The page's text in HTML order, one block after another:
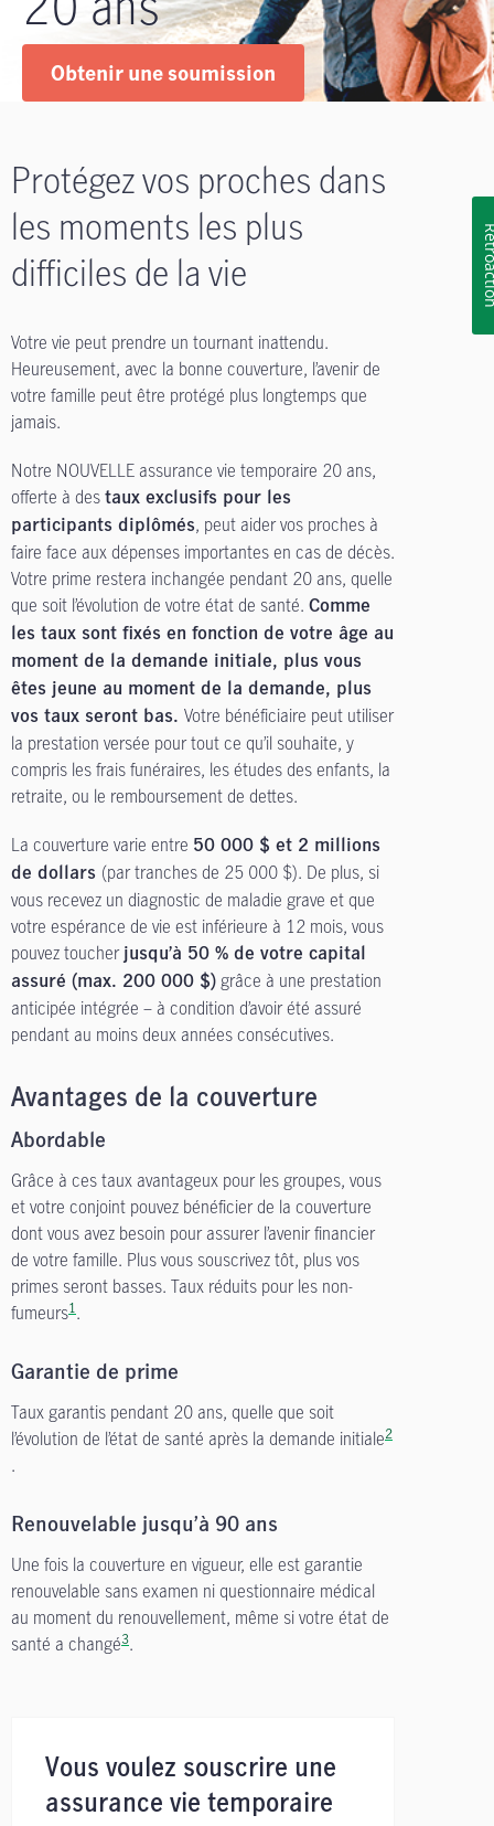
Obtenir une soumission
Protégez vos proches dans
les moments les plus
difficiles de la vie
Votre vie peut prendre un tournant inattendu.
Heureusement, avec la bonne couverture, l’avenir de
votre famille peut être protégé plus longtemps que
jamais.
Notre NOUVELLE assurance vie temporaire 20 ans,
offerte à des taux exclusifs pour les
participants diplômés, peut aider vos proches à
faire face aux dépenses importantes en cas de décès.
Votre prime restera inchangée pendant 20 ans, quelle
que soit l’évolution de votre état de santé. Comme
les taux sont fixés en fonction de votre âge au
moment de la demande initiale, plus vous
êtes jeune au moment de la demande, plus
vos taux seront bas. Votre bénéficiaire peut utiliser
la prestation versée pour tout ce qu’il souhaite, y
compris les frais funéraires, les études des enfants, la
retraite, ou le remboursement de dettes.
La couverture varie entre 50 000 $ et 2 millions
de dollars (par tranches de 25 000 $). De plus, si
vous recevez un diagnostic de maladie grave et que
votre espérance de vie est inférieure à 12 mois, vous
pouvez toucher jusqu’à 50 % de votre capital
assuré (max. 200 000 $) grâce à une prestation
anticipée intégrée – à condition d’avoir été assuré
pendant au moins deux années consécutives.
Avantages de la couverture
Abordable
Grâce à ces taux avantageux pour les groupes, vous
et votre conjoint pouvez bénéficier de la couverture
dont vous avez besoin pour assurer l’avenir financier
de votre famille. Plus vous souscrivez tôt, plus vos
primes seront basses. Taux réduits pour les non-
fumeurs1.
Garantie de prime
Taux garantis pendant 20 ans, quelle que soit
l’évolution de l’état de santé après la demande initiale2
.
Renouvelable jusqu’à 90 ans
Une fois la couverture en vigueur, elle est garantie
renouvelable sans examen ni questionnaire médical
au moment du renouvellement, même si votre état de
santé a changé3.
Vous voulez souscrire une
assurance vie temporaire